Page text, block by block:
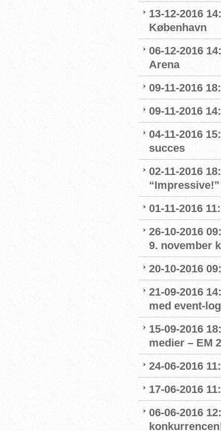
13-12-2016
København
06-12-2016
Arena
09-11-2016
09-11-2016
04-11-2016
succes
02-11-2016
“Impressive!”
01-11-2016
26-10-2016
9. november
20-10-2016
21-09-2016
med event-
15-09-2016
medier – EM
24-06-2016
17-06-2016
06-06-2016